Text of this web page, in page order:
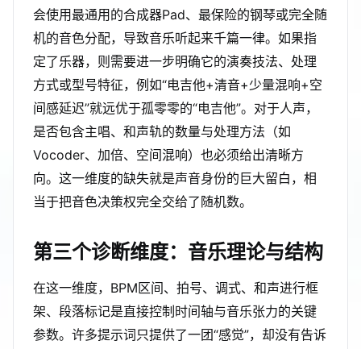
会使用最通用的合成器Pad、最保险的钢琴或完全随
机的音色分配，导致音乐听起来千篇一律。如果指
定了乐器，则需要进一步明确它的演奏技法、处理
方式或型号特征，例如“电吉他+清音+少量混响+空
间感延迟”就远优于孤零零的“电吉他”。对于人声，
是否包含主唱、和声轨的数量与处理方法（如
Vocoder、加倍、空间混响）也必须给出清晰方
向。这一维度的缺失就是声音身份的巨大留白，相
当于把音色决策权完全交给了随机数。
第三个诊断维度：音乐理论与结构
在这一维度，BPM区间、拍号、调式、和声进行框
架、段落标记是直接控制时间轴与音乐张力的关键
参数。许多提示词只提供了一团“感觉”，却没有告诉